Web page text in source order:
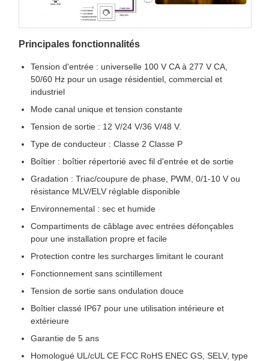
Principales fonctionnalités
Tension d'entrée : universelle 100 V CA à 277 V CA,
50/60 Hz pour un usage résidentiel, commercial et
industriel
Mode canal unique et tension constante
Tension de sortie : 12 V/24 V/36 V/48 V.
Type de conducteur : Classe 2 Classe P
Boîtier : boîtier répertorié avec fil d'entrée et de sortie
Gradation : Triac/coupure de phase, PWM, 0/1-10 V ou
résistance MLV/ELV réglable disponible
Environnemental : sec et humide
Compartiments de câblage avec entrées défonçables
pour une installation propre et facile
Protection contre les surcharges limitant le courant
Fonctionnement sans scintillement
Tension de sortie sans ondulation douce
Boîtier classé IP67 pour une utilisation intérieure et
extérieure
Garantie de 5 ans
Homologué UL/cUL CE FCC RoHS ENEC GS, SELV, type